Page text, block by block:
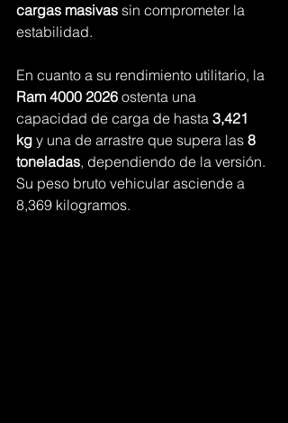
cargas masivas sin comprometer la
estabilidad.
En cuanto a su rendimiento utilitario, la
Ram 4000 2026 ostenta una
capacidad de carga de hasta 3,421
kg y una de arrastre que supera las 8
toneladas, dependiendo de la versión.
Su peso bruto vehicular asciende a
8,369 kilogramos.